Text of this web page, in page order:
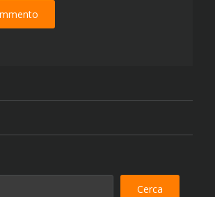
Cerca